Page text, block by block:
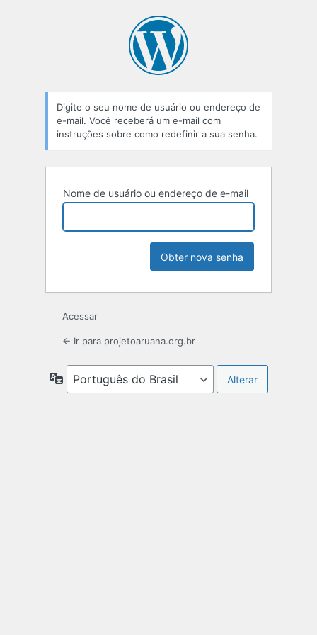
Digite o seu nome de usuário ou endereço de
e-mail. Você receberá um e-mail com
instruções sobre como redefinir a sua senha.
Nome de usuário ou endereço de e-mail
Acessar
← Ir para projetoaruana.org.br
Idioma